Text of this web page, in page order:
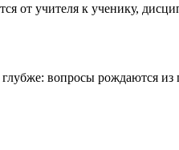
от учителя к ученику,
вопросы рождаются из